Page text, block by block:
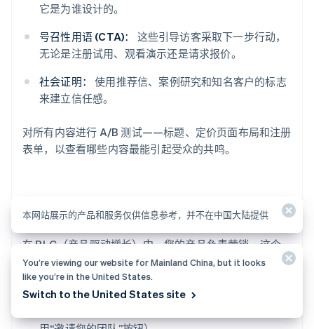
它是为谁设计的。
号召性用语 (CTA)：
这些引导访客采取下一步行动，
无论是注册试用、观看演示还是请求报价。
社会证明：
使用推荐信、案例研究和知名客户的标志
来建立信任感。
对所有内容进行 A/B 测试——标题、定价页面布局和注册
表单，以查看哪些内容最能引起受众的共鸣。
使用产品驱动增长 (PLG)
在 PLG（产品驱动增长）中，您的产品负责营销。这个
想法是让您的产品变得如此有用和易于采用，以至于用户
自然地分享或邀请其他人使用。这可以包括以下内容：
本网站展示的产品和服务仅供信息参考，并不在中国大陆提供
You’re viewing our website for Mainland China, but it looks
like you’re in the United States.
Switch to the United States site